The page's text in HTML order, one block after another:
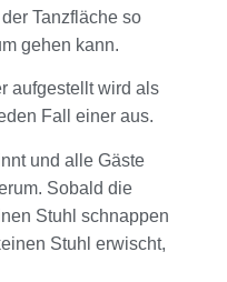
Tanzfläche so
gehen kann.
aufgestellt wird als
Fall einer aus.
und alle Gäste
Sobald die
Stuhl schnappen
Stuhl erwischt,